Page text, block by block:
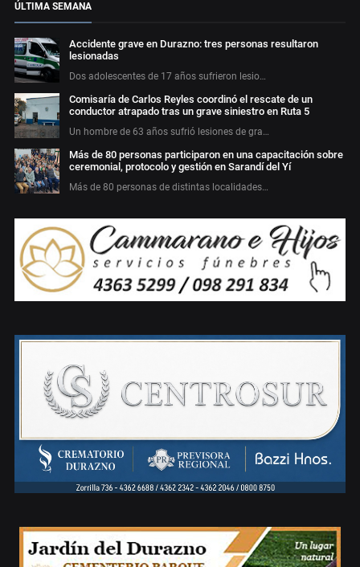
ÚLTIMA SEMANA
Accidente grave en Durazno: tres personas resultaron
lesionadas
Dos adolescentes de 17 años sufrieron lesio…
Comisaría de Carlos Reyles coordinó el rescate de un
conductor atrapado tras un grave siniestro en Ruta 5
Un hombre de 63 años sufrió lesiones de gra…
Más de 80 personas participaron en una capacitación sobre
ceremonial, protocolo y gestión en Sarandí del Yí
Más de 80 personas de distintas localidades…